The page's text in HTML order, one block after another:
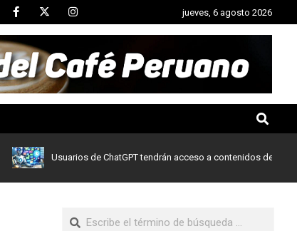
jueves, 6 agosto 2026
Usuarios de ChatGPT tendrán acceso a contenidos de noticias de